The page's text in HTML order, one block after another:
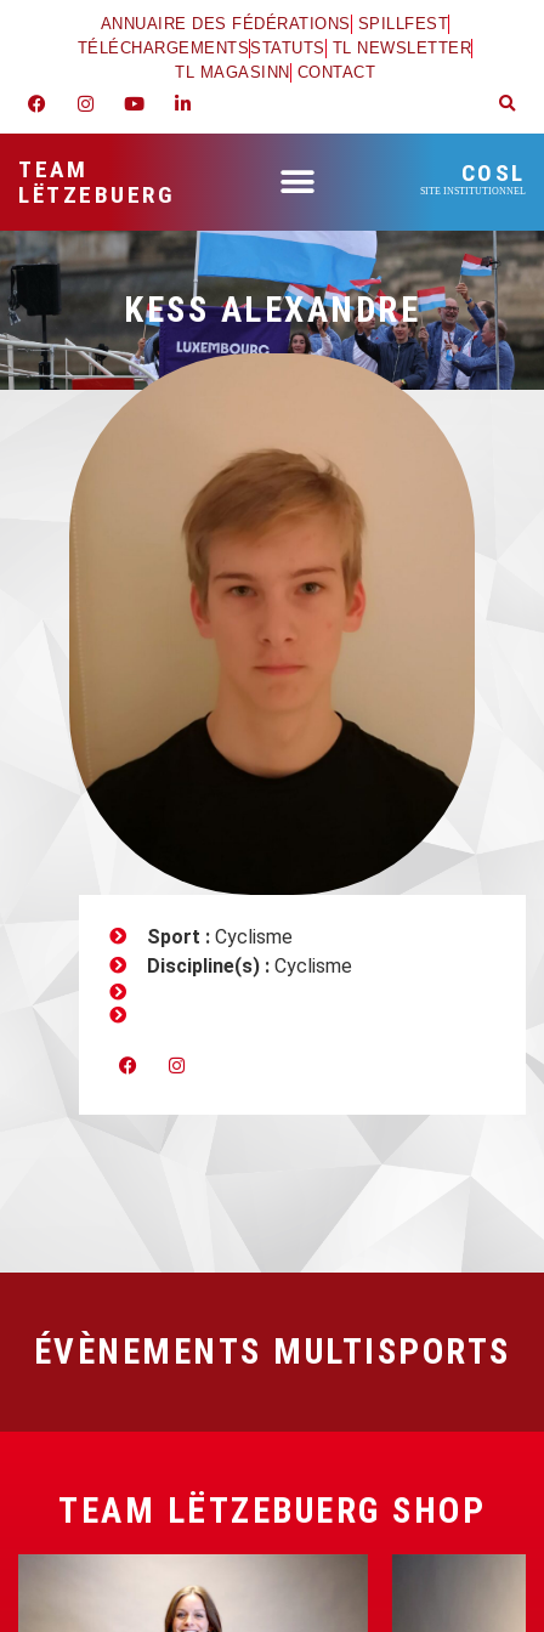
ANNUAIRE DES FÉDÉRATIONS SPILLFEST
TÉLÉCHARGEMENTSSTATUTS TL NEWSLETTER
TL MAGASINN CONTACT
TEAM
LËTZEBUERG
COSL
SITE INSTITUTIONNEL
KESS ALEXANDRE
Sport :Cyclisme
Discipline(s) :Cyclisme
ÉVÈNEMENTS MULTISPORTS
TEAM LËTZEBUERG SHOP